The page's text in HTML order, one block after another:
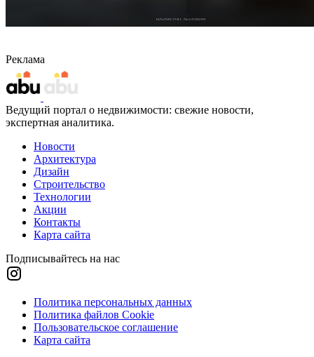
Реклама
Ведущий портал о недвижимости: свежие новости,
экспертная аналитика.
Новости
Архитектура
Дизайн
Строительство
Технологии
Акции
Контакты
Карта сайта
Подписывайтесь на нас
Политика персональных данных
Политика файлов Cookie
Пользовательское соглашение
Карта сайта